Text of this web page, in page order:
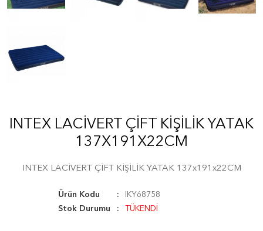
INTEX LACİVERT ÇİFT KİŞİLİK YATAK
137X191X22CM
INTEX LACİVERT ÇİFT KİŞİLİK YATAK 137x191x22CM
Ürün Kodu
IKY68758
Stok Durumu
TÜKENDİ